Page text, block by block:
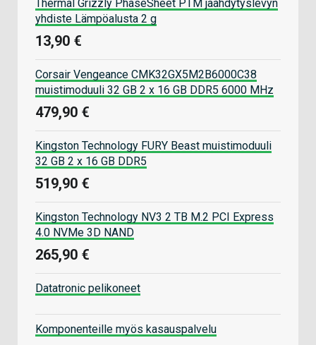
Thermal Grizzly PhaseSheet PTM jäähdytyslevyn
yhdiste Lämpöalusta 2 g
13,90 €
Corsair Vengeance CMK32GX5M2B6000C38
muistimoduuli 32 GB 2 x 16 GB DDR5 6000 MHz
479,90 €
Kingston Technology FURY Beast muistimoduuli
32 GB 2 x 16 GB DDR5
519,90 €
Kingston Technology NV3 2 TB M.2 PCI Express
4.0 NVMe 3D NAND
265,90 €
Datatronic pelikoneet
Komponenteille myös kasauspalvelu